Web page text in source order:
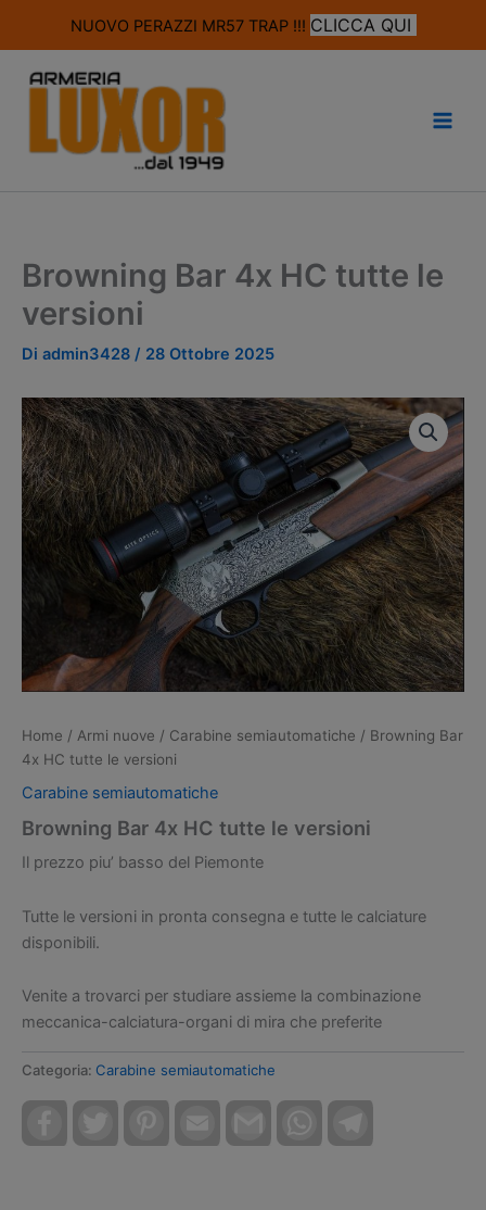
NUOVO PERAZZI MR57 TRAP !!! CLICCA QUI
Browning Bar 4x HC tutte le
versioni
Di admin3428 / 28 Ottobre 2025
Home / Armi nuove / Carabine semiautomatiche / Browning Bar
4x HC tutte le versioni
Carabine semiautomatiche
Browning Bar 4x HC tutte le versioni
Il prezzo piu’ basso del Piemonte
Tutte le versioni in pronta consegna e tutte le calciature
disponibili.
Venite a trovarci per studiare assieme la combinazione
meccanica-calciatura-organi di mira che preferite
Categoria: Carabine semiautomatiche
FacebookTwitter Pinterest Email Gmail WhatsApp